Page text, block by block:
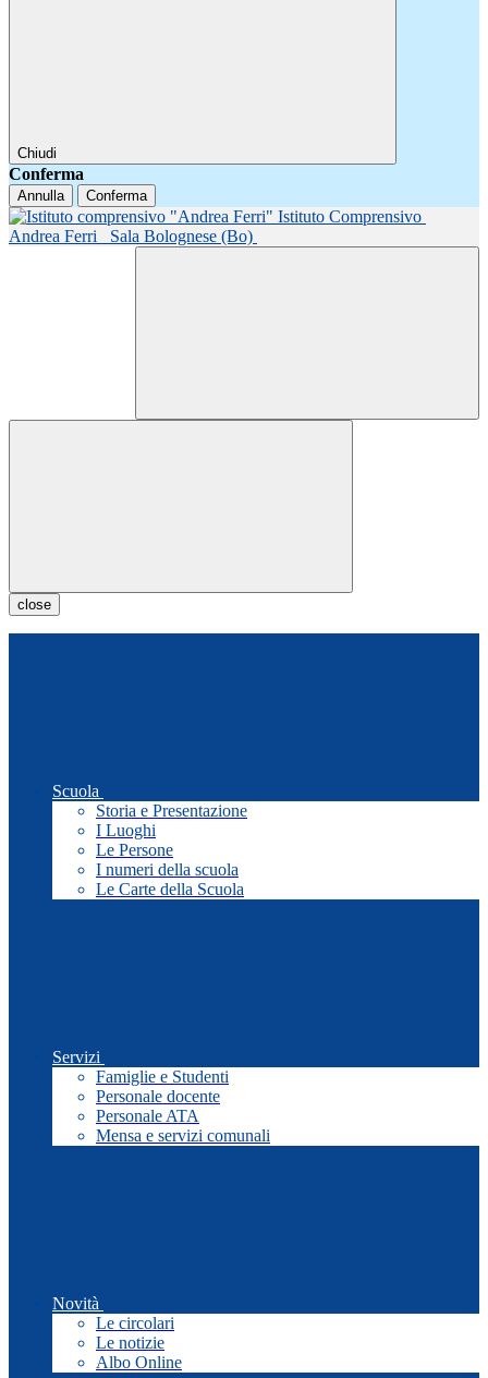
Chiudi
Conferma
Annulla Conferma
Istituto Comprensivo
Andrea Ferri
Sala Bolognese (Bo)
close
Scuola
Storia e Presentazione
I Luoghi
Le Persone
I numeri della scuola
Le Carte della Scuola
Servizi
Famiglie e Studenti
Personale docente
Personale ATA
Mensa e servizi comunali
Novità
Le circolari
Le notizie
Albo Online